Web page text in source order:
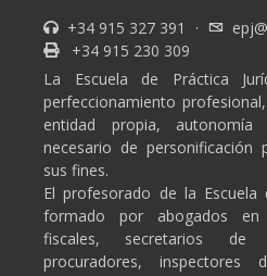
+34 915 327 391 ·
+34 915 230 309
La Escuela de Práctica
perfeccionamiento
entidad propia,
necesario de personificación
sus fines.
El profesorado de la Escuela
formado por abogados en
fiscales, secretarios de
procuradores, inspectores